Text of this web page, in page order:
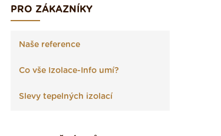
PRO ZÁKAZNÍKY
Naše reference
Co vše Izolace-Info umí?
Slevy tepelných izolací